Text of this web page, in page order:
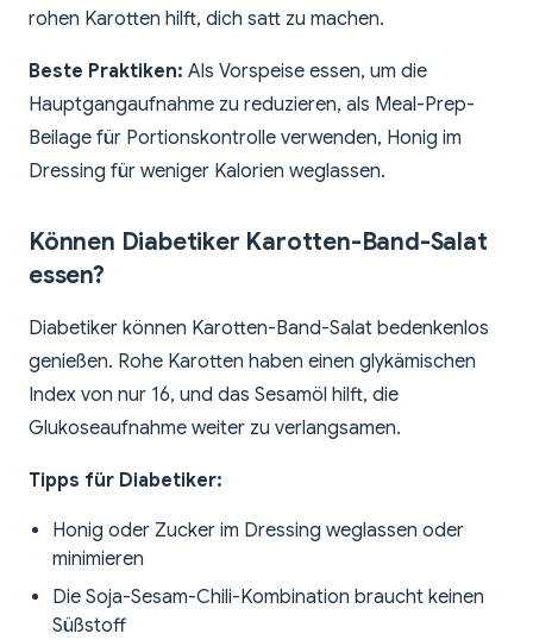
rohen Karotten hilft, dich satt zu machen.
Beste Praktiken: Als Vorspeise essen, um die
Hauptgangaufnahme zu reduzieren, als Meal-Prep-
Beilage für Portionskontrolle verwenden, Honig im
Dressing für weniger Kalorien weglassen.
Können Diabetiker Karotten-Band-Salat
essen?
Diabetiker können Karotten-Band-Salat bedenkenlos
genießen. Rohe Karotten haben einen glykämischen
Index von nur 16, und das Sesamöl hilft, die
Glukoseaufnahme weiter zu verlangsamen.
Tipps für Diabetiker:
Honig oder Zucker im Dressing weglassen oder
minimieren
Die Soja-Sesam-Chili-Kombination braucht keinen
Süßstoff